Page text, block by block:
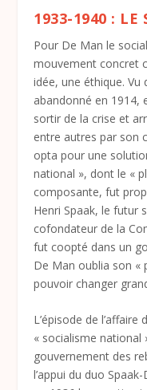
1933-1940 : LE
Pour De Man le
mouvement concret
idée, une éthique. Vu
abandonné en 1914,
sortir de la crise et
entre autres par son
opta pour une
national », dont le «
composante, fut
Henri Spaak, le futur
cofondateur de la
fut coopté dans un
De Man oublia son «
pouvoir changer
L’épisode de
« socialisme national
gouvernement des
l’appui du duo